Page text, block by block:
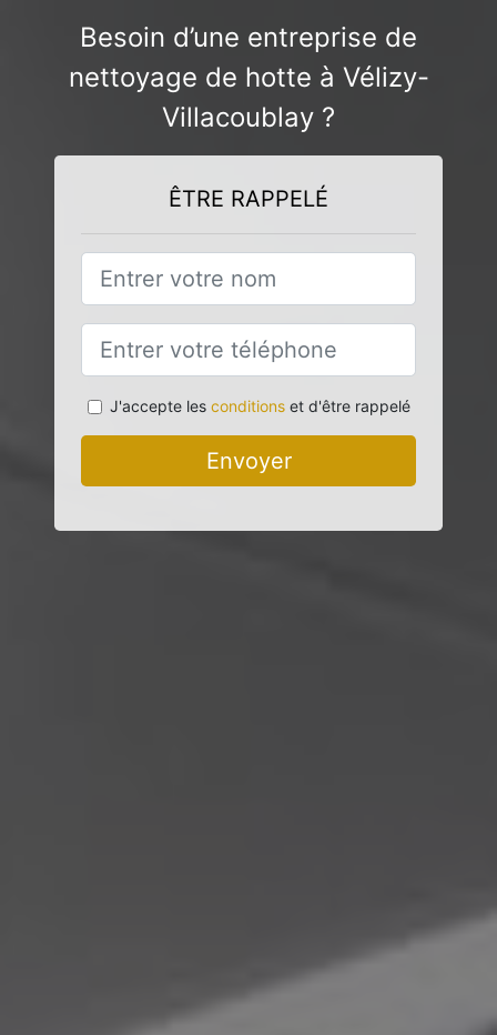
Besoin d’une entreprise de
nettoyage de hotte à Vélizy-
Villacoublay ?
ÊTRE RAPPELÉ
J'accepte les conditionset d'être rappelé
Envoyer